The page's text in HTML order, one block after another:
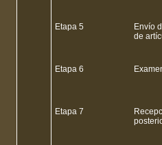
Etapa 5
Envío
de
Etapa 6
Etapa 7